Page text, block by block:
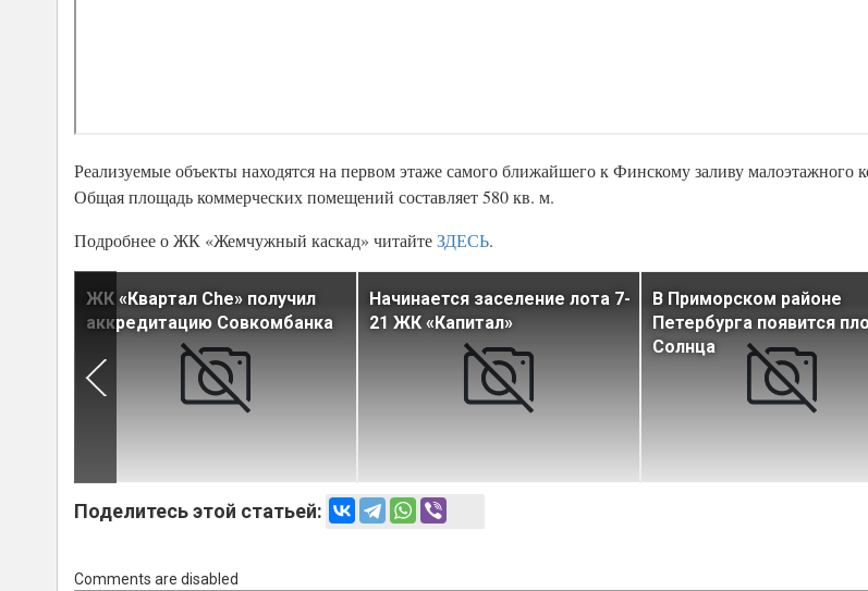
Реализуемые объекты находятся на первом этаже самого ближайшего к Финскому заливу малоэтажного
Общая площадь коммерческих помещений составляет 580 кв. м.
Подробнее о ЖК «Жемчужный каскад» читайтеЗДЕСЬ.
ЖК «Квартал Che» получил
аккредитацию Совкомбанка
Начинается заселение лота 7-
21 ЖК «Капитал»
В Приморском районе
Петербурга появится
Солнца
Поделитесь этой статьей:
Comments are disabled